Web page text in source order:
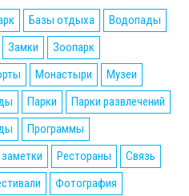
Базы отдыха
Водопады
Замки
Зоопарк
Монастыри
Музеи
Парки
Парки развлечений
Программы
Рестораны
Связь
Фотография